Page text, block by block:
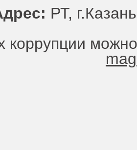
РТ,
коррупции